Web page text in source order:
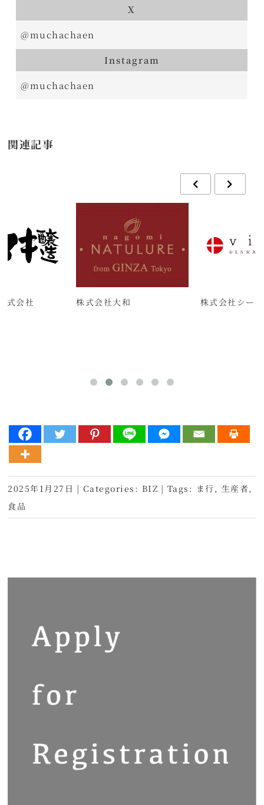
X
@muchachaen
Instagram
@muchachaen
関連記事
式会社 株式会社大和 株式会社シー
2025年1月27日 | Categories: BIZ | Tags: ま行 , 生産者 ,
食品